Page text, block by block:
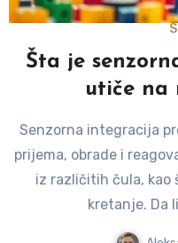
Šta je
utiče na
Senzorna integracija predstavlja neurobiološki proces
prijema, obrade i
iz različitih čula, kao
kretanje. Da